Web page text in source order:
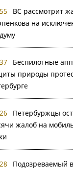
ВС рассмотрит
на
Беспилотные
природы
Петербуржцы
жалоб на
Подозреваемый